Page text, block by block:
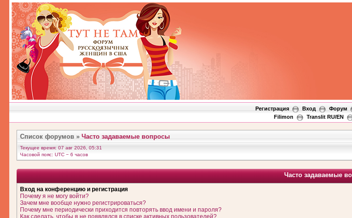
Регистрация Вход Форум
Filimon
Translit RU/EN
Список форумов » Часто задаваемые вопросы
Текущее время: 07 авг 2026, 05:31
Часовой пояс: UTC − 6 часов
Часто задаваемые
Вход на конференцию и регистрация
Почему я не могу войти?
Зачем мне вообще нужно регистрироваться?
Почему мне периодически приходится повторять ввод имени и пароля?
Как сделать, чтобы я не появлялся в списке активных пользователей?